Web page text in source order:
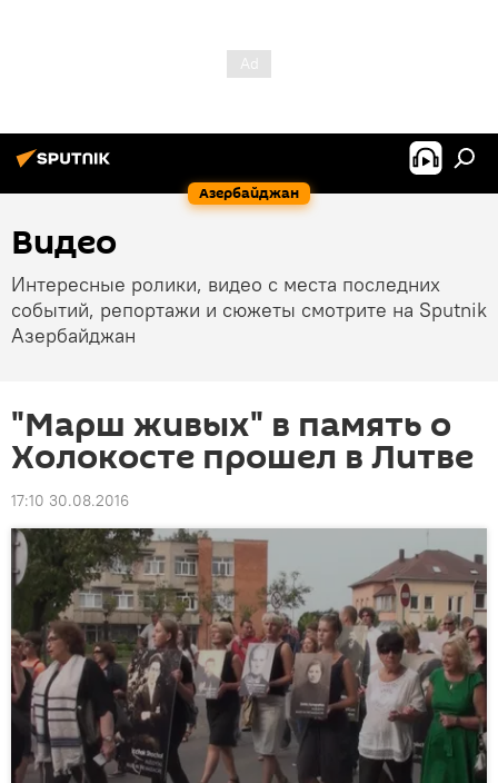
Азербайджан
Видео
Интересные ролики, видео с места последних
событий, репортажи и сюжеты смотрите на Sputnik
Азербайджан
"Марш живых" в память о
Холокосте прошел в Литве
17:10 30.08.2016